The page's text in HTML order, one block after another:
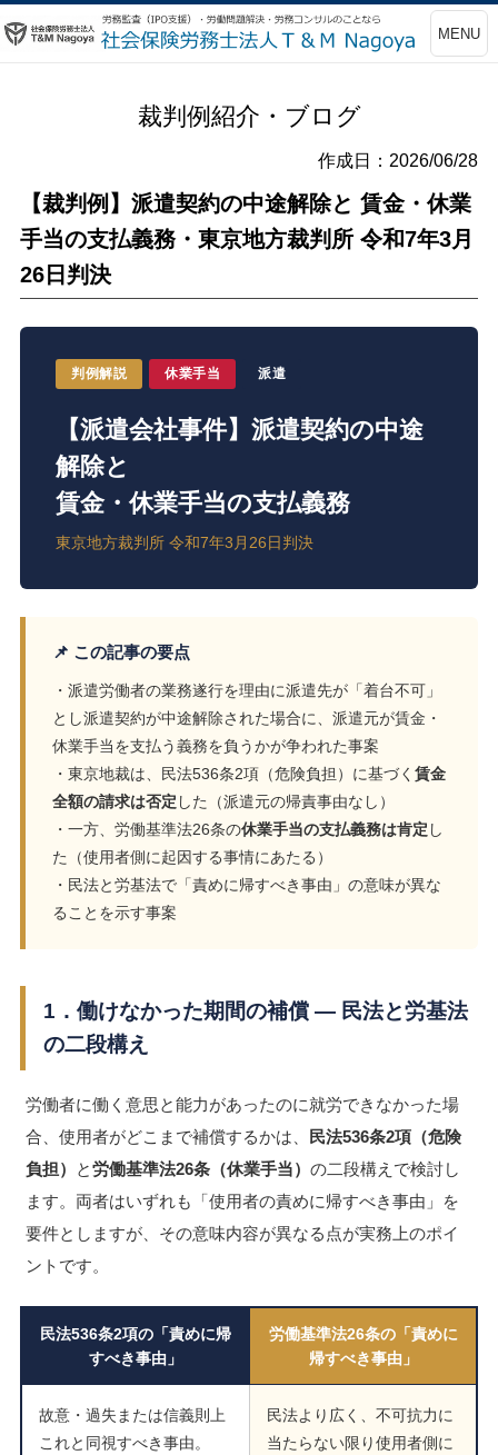
MENU
裁判例紹介・ブログ
作成日：2026/06/28
【裁判例】派遣契約の中途解除と 賃金・休業
手当の支払義務・東京地方裁判所 令和7年3月
26日判決
判例解説 休業手当 派遣
【派遣会社事件】派遣契約の中途
解除と
賃金・休業手当の支払義務
東京地方裁判所 令和7年3月26日判決
📌 この記事の要点
・派遣労働者の業務遂行を理由に派遣先が「着台不可」
とし派遣契約が中途解除された場合に、派遣元が賃金・
休業手当を支払う義務を負うかが争われた事案
・東京地裁は、民法536条2項（危険負担）に基づく 賃金
全額の請求は否定 した（派遣元の帰責事由なし）
・一方、労働基準法26条の休業手当の支払義務は肯定 し
た（使用者側に起因する事情にあたる）
・民法と労基法で「責めに帰すべき事由」の意味が異な
ることを示す事案
1．働けなかった期間の補償 ― 民法と労基法
の二段構え
労働者に働く意思と能力があったのに就労できなかった場
合、使用者がどこまで補償するかは、
民法536条2項（危険
負担）
と労働基準法26条（休業手当） の二段構えで検討し
ます。両者はいずれも「使用者の責めに帰すべき事由」を
要件としますが、その意味内容が異なる点が実務上のポイ
ントです。
民法536条2項の「責めに帰
すべき事由」
労働基準法26条の「責めに
帰すべき事由」
故意・過失または信義則上
これと同視すべき事由。
民法より広く、不可抗力に
当たらない限り使用者側に